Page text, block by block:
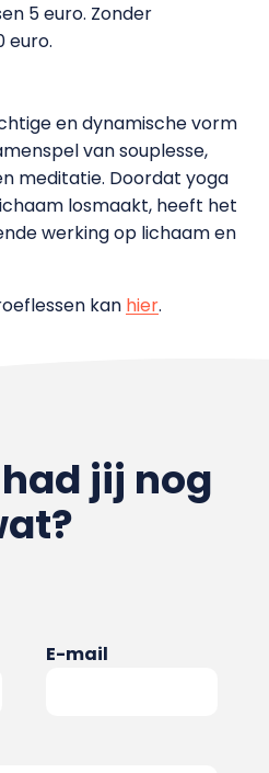
5 euro. Zonder
euro.
en dynamische vorm
van souplesse,
meditatie. Doordat yoga
losmaakt, heeft het
werking op lichaam en
kan hier.
jij nog
E-mail